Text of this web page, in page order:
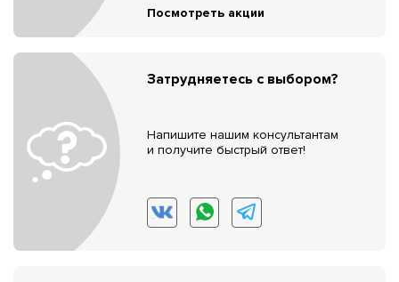
Посмотреть акции
Затрудняетесь с выбором?
Напишите нашим консультантам
и получите быстрый ответ!